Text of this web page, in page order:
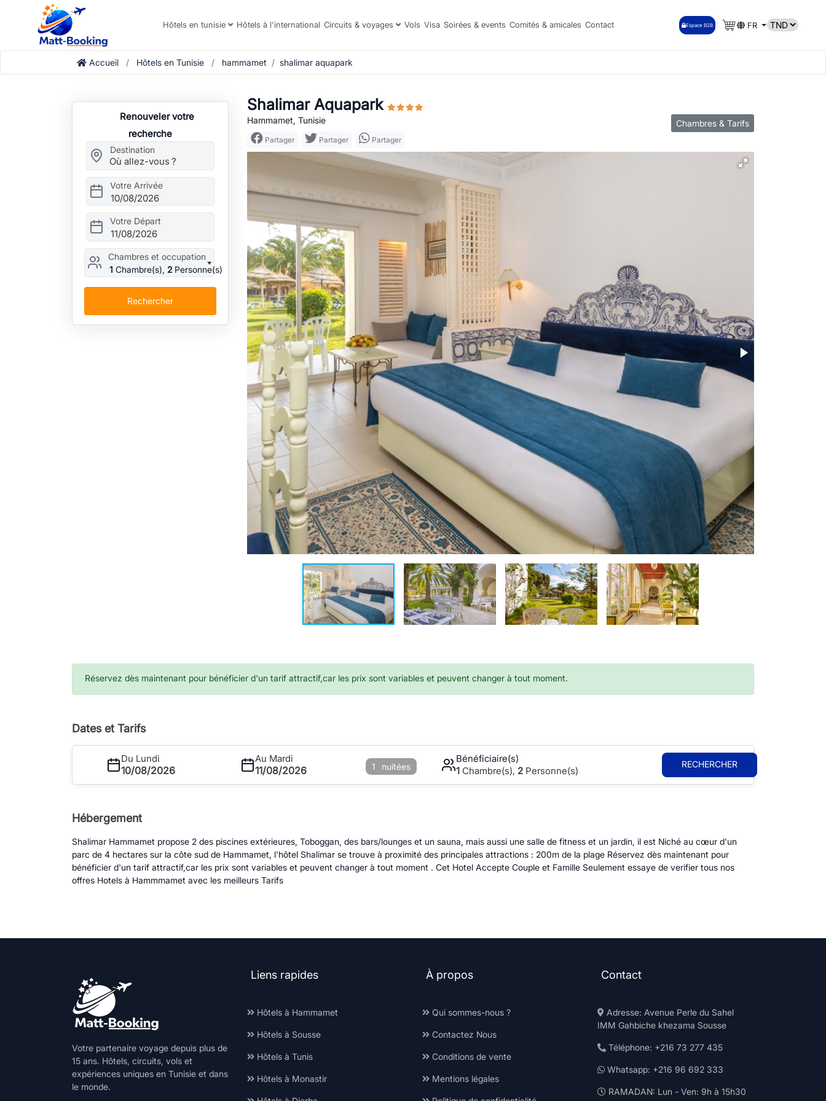
Hôtels en tunisie Hôtels à l'international Circuits & voyages Vols Visa Soirées & events Comités & amicales Contact Espace B2B FR
Accueil Hôtels en Tunisie hammamet shalimar aquapark
Renouveler votre
recherche
Destination
Votre Arrivée
10/08/2026
Votre Départ
11/08/2026
Chambres et occupation
1 Chambre(s), 2 Personne(s)
Rechercher
Shalimar Aquapark
Hammamet, Tunisie
Partager Partager Partager
Chambres & Tarifs
Réservez dès maintenant pour bénéficier d'un tarif attractif,car les prix sont variables et peuvent changer à tout moment.
Dates et Tarifs
Du Lundi
10/08/2026
Au Mardi
11/08/2026 1 nuitées
Bénéficiaire(s)
1Chambre(s), 2 Personne(s)
RECHERCHER
Hébergement
Shalimar Hammamet propose 2 des piscines extérieures, Toboggan, des bars/lounges et un sauna, mais aussi une salle de fitness et un jardin, il est Niché au cœur d'un
parc de 4 hectares sur la côte sud de Hammamet, l'hôtel Shalimar se trouve à proximité des principales attractions : 200m de la plage Réservez dès maintenant pour
bénéficier d'un tarif attractif,car les prix sont variables et peuvent changer à tout moment . Cet Hotel Accepte Couple et Famille Seulement essaye de verifier tous nos
offres Hotels à Hammmamet avec les meilleurs Tarifs
Votre partenaire voyage depuis plus de
15 ans. Hôtels, circuits, vols et
expériences uniques en Tunisie et dans
le monde.
Liens rapides
Hôtels à Hammamet
Hôtels à Sousse
Hôtels à Tunis
Hôtels à Monastir
À propos
Qui sommes-nous ?
Contactez Nous
Conditions de vente
Mentions légales
Contact
Adresse: Avenue Perle du Sahel
IMM Gahbiche khezama Sousse
Téléphone: +216 73 277 435
Whatsapp: +216 96 692 333
RAMADAN: Lun - Ven: 9h à 15h30